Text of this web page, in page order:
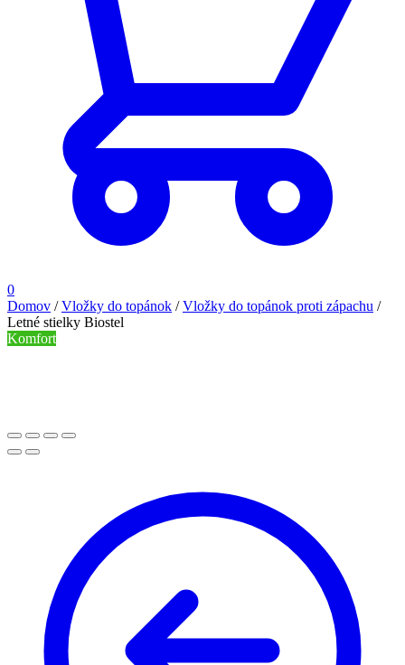
0
Domov /Vložky do topánok /Vložky do topánok proti zápachu /
Letné stielky Biostel
Komfort